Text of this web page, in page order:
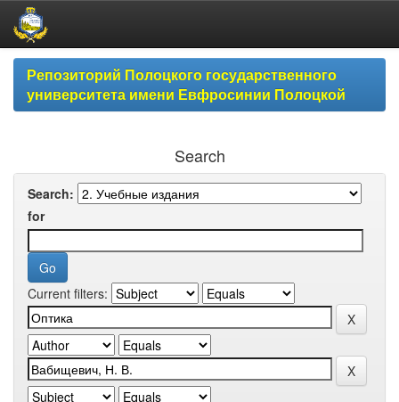
Skip
navigationРепозиторий Полоцкого государственного
университета имени Евфросинии Полоцкой
Search
Search:
for
Current filters: